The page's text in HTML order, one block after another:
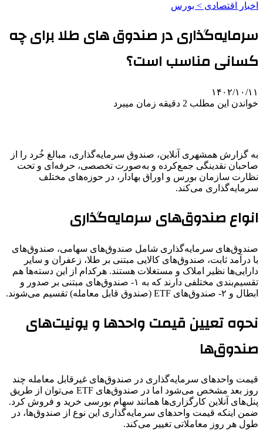
اخبار اقتصادی > بورس
سرمایه‌گذاری در صندوق‌ های طلا برای چه
کسانی مناسب است؟
۱۴۰۲/۱۰/۱۱
خواندن این مطلب 2 دقیقه زمان میبرد
به گزارش همشهری آنلاین، صندوق سرمایه‌گذاری، مبالغ خُرد را از
صاحبان نقدینگی جمع‌کرده و به‌صورت تخصصی، حرفه‌ای و تحت
نظارت سازمان بورس و اوراق بهادار، در حوزه‌های مختلف
سرمایه‌گذاری می‌کند.
انواع صندوق‌های سرمایه‌گذاری
صندوق‌های سرمایه‌گذاری شامل صندوق‌های سهامی، صندوق‌های
با درآمد ثابت، صندوق‌های کالایی مبتنی بر طلا، زعفران‌ و سایر
دارایی‌ها نظیر املاک و مستغلات هستند. هرکدام از این دسته‌ها هم
تقسیم‌بندی مختلفی دارند که به ۱- صندوق‌های مبتنی بر صدور و
ابطال و ۲- صندوق‌های ETF (صندوق قابل معامله) تقسیم می‌شوند.
نحوه تعیین قیمت واحدها و یونیت‌های
صندوق‌ها
قیمت واحدهای سرمایه‌گذاری در صندوق‌های غیرقابل معامله چند
روز بعد مشخص می‌شود اما در صندوق‌های ETF می‌توان از طریق
پنل‌های آنلاین کارگزاری‌ها همانند سهام بورسی خرید و فروش کرد.
ضمن اینکه قیمت واحدهای سرمایه‌گذاری این نوع از صندوق‌ها، در
طول هر روز معاملاتی تغییر می‌کند.